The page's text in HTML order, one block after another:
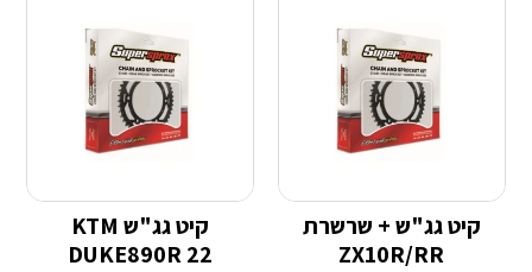
קיט גג"ש + שרשרת
ZX10R/RR
קיט גג"ש KTM
DUKE890R 22